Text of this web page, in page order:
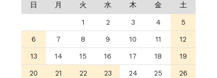
日
月 火 水 木 金
土
1
2 3 4
5
6
7 8 9 10 11
12
13
14 15 16 17 18
19
20
21 22 23 24 25
26